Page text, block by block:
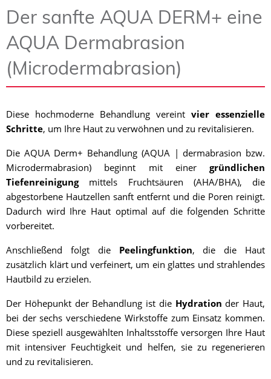
Der sanfte AQUA DERM+ eine
AQUA Dermabrasion
(Microdermabrasion)
Diese hochmoderne Behandlung vereint vier essenzielle
Schritte, um Ihre Haut zu verwöhnen und zu revitalisieren.
Die AQUA Derm+ Behandlung (AQUA | dermabrasion bzw.
Microdermabrasion) beginnt mit einer gründlichen
Tiefenreinigungmittels Fruchtsäuren (AHA/BHA), die
abgestorbene Hautzellen sanft entfernt und die Poren reinigt.
Dadurch wird Ihre Haut optimal auf die folgenden Schritte
vorbereitet.
Anschließend folgt die Peelingfunktion, die die Haut
zusätzlich klärt und verfeinert, um ein glattes und strahlendes
Hautbild zu erzielen.
Der Höhepunkt der Behandlung ist die Hydration der Haut,
bei der sechs verschiedene Wirkstoffe zum Einsatz kommen.
Diese speziell ausgewählten Inhaltsstoffe versorgen Ihre Haut
mit intensiver Feuchtigkeit und helfen, sie zu regenerieren
und zu revitalisieren.